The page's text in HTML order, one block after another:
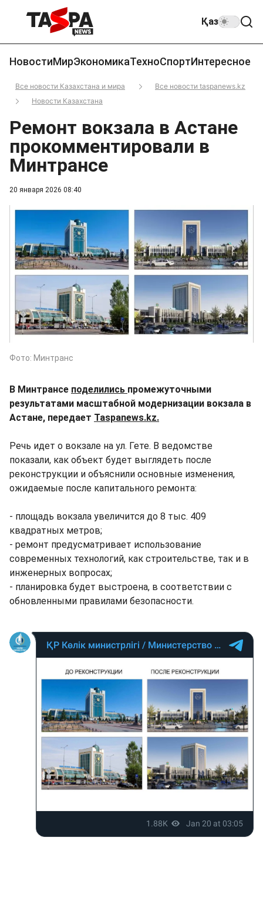
Қаз
НовостиМирЭкономикаТехноСпортИнтересное
Все новости Казахстана и мира
Все новости taspanews.kz
Новости Казахстана
20 января 2026 08:40
Ремонт вокзала в Астане
прокомментировали в
Минтрансе
Фото: Минтранс
В Минтрансе поделились промежуточными
результатами масштабной модернизации вокзала в
Астане, передает Taspanews.kz.
Речь идет о вокзале на ул. Гете. В ведомстве
показали, как объект будет выглядеть после
реконструкции и объяснили основные изменения,
ожидаемые после капитального ремонта:
- площадь вокзала увеличится до 8 тыс. 409
квадратных метров;
- ремонт предусматривает использование
современных технологий, как строительстве, так и в
инженерных вопросах;
- планировка будет выстроена, в соответствии с
обновленными правилами безопасности.